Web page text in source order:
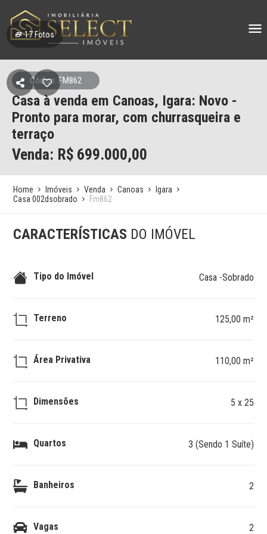
17Fotos
Código: FM862
Casa à venda em Canoas, Igara: Novo -
Pronto para morar, com churrasqueira e
terraço
Venda: R$ 699.000,00
Home Imóveis Venda Canoas
Igara
Casa 002dsobrado
Fm862
CARACTERÍSTICAS DO IMÓVEL
Tipo do Imóvel Casa -Sobrado
Terreno 125,00 m²
Área Privativa 110,00 m²
Dimensões 5 x 25
Quartos 3 (Sendo 1 Suíte)
Banheiros 2
Vagas 2